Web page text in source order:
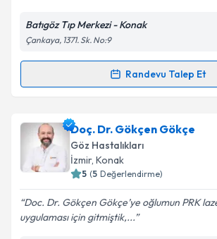
Kişisel verilerimin işlenmesine
Metni'ni okudum ve kişisel
kapsamda işlenmesini kabul
Batıgöz Tıp Merkezi - Konak
Çankaya, 1371. Sk. No:9
Randevu Talep Et
Randevu Takvimi Talebi
Op. Dr. Serkan Bilişiçin randevu
oluşturun. Size bu uzmandan randevu
takvim hazırlandığında e-posta ile
Doç. Dr. Gökçen Gökçe
Göz Hastalıkları
İzmir, Konak
5 (5 Değerlendirme)
Doc. Dr. Gökçen Gökçe’ye oğlumun PRK
uygulaması için gitmiştik,...